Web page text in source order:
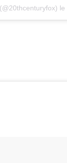
(@20thcenturyfox) le